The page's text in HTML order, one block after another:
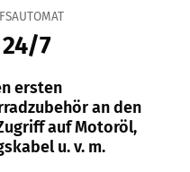
7
ersten
an den
auf Motoröl,
u. v. m.